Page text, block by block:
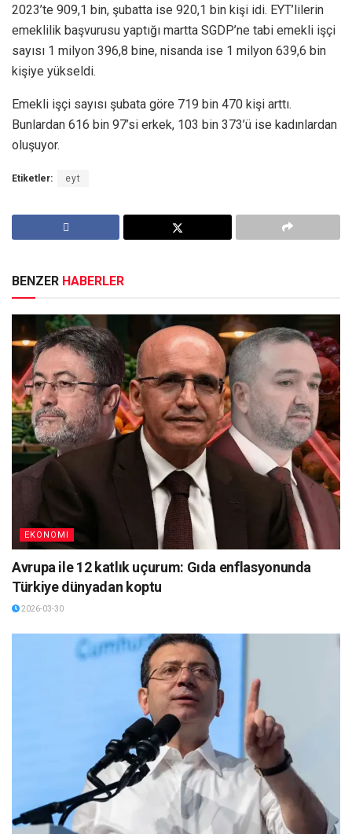
2023’te 909,1 bin, şubatta ise 920,1 bin kişi idi. EYT’lilerin
emeklilik başvurusu yaptığı martta SGDP’ne tabi emekli işçi
sayısı 1 milyon 396,8 bine, nisanda ise 1 milyon 639,6 bin
kişiye yükseldi.
Emekli işçi sayısı şubata göre 719 bin 470 kişi arttı.
Bunlardan 616 bin 97’si erkek, 103 bin 373’ü ise kadınlardan
oluşuyor.
Etiketler: eyt
BENZER HABERLER
EKONOMI
Avrupa ile 12 katlık uçurum: Gıda enflasyonunda
Türkiye dünyadan koptu
2026-03-30